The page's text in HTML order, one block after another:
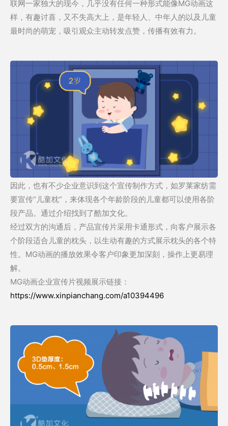
联网一家独大的现今，几乎没有任何一种形式能像MG动画这
样，有趣讨喜，又不失高大上，是年轻人、中年人的以及儿童
最时尚的萌宠，吸引观众主动转发点赞，传播有效有力。
因此，也有不少企业意识到这个宣传制作方式，如罗莱家纺需
要宣传“儿童枕”，来体现各个年龄阶段的儿童都可以使用各阶
段产品。通过介绍找到了酷加文化。
经过双方的沟通后，产品宣传片采用卡通形式，向客户展示各
个阶段适合儿童的枕头，以生动有趣的方式展示枕头的各个特
性。MG动画的播放效果令客户印象更加深刻，操作上更易理
解。
MG动画企业宣传片视频展示链接：
https://www.xinpianchang.com/a10394496